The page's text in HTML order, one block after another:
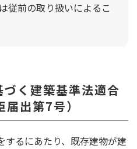
従前の取り扱いによるこ
づく建築基準法適合
出第7号）
するにあたり、既存建物が建